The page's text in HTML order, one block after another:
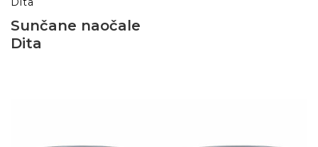
Sunčane naočale
Dita